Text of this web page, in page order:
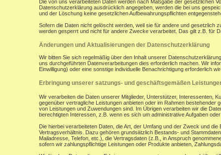
Die von uns verarbeiteten Daten werden nach Maßgabe der gesetzlichen
Datenschutzerklärung ausdrücklich angegeben, werden die bei uns
und der Löschung keine gesetzlichen Aufbewahrungspflichten
Sofern die Daten nicht gelöscht werden, weil sie für andere und gesetzlich
werden gesperrt und nicht für andere Zwecke verarbeitet. Das gilt z.B. für
Änderungen und Aktualisierungen der Datenschutzerklärung
Wir bitten Sie sich regelmäßig über den Inhalt unserer
uns durchgeführten Datenverarbeitungen dies erforderlich machen. Wir
Einwilligung) oder eine sonstige individuelle Benachrichtigung erforderlich
Erbringung unserer satzungs- und geschäftsgemäßen
Wir verarbeiten die Daten unserer Mitglieder, Unterstützer, Interessenten,
gegenüber vertragliche Leistungen anbieten oder im Rahmen
von Leistungen und Zuwendungen sind. Im Übrigen verarbeiten wir die
berechtigten Interessen, z.B. wenn es sich um administrative Aufgaben
Die hierbei verarbeiteten Daten, die Art, der Umfang und der Zweck und
Vertragsverhältnis. Dazu gehören grundsätzlich Bestands- und
Mailadresse, Telefon, etc.), die Vertragsdaten (z.B., in Anspruch
sofern wir zahlungspflichtige Leistungen oder Produkte anbieten,